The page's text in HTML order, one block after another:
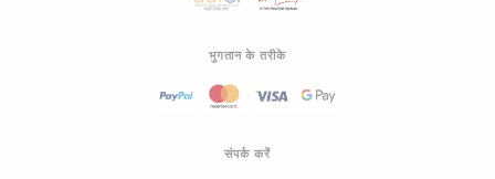
भुगतान के तरीके
संपर्क करें